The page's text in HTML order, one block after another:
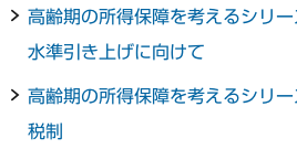
高齢期の所得保障を考えるシリ
水準引き上げに向けて
高齢期の所得保障を考えるシリ
税制